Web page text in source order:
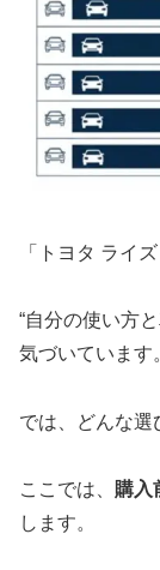
「トヨタ ライ
“自分の使い方
気づいています
では、どんな選
ここでは、 購入
します。